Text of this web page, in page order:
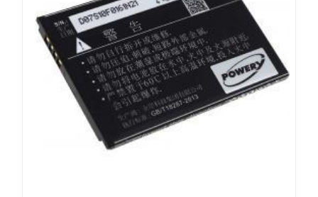
Huawei Wireless Router E5577
Huawei Wireless Router E5577Cs-321
Huawei Wireless Router E5577Cs-603
Huawei Wireless Router E5776S-601
Huawei Wireless Router R216
Huawei Wireless Router Typ HB434666RAW